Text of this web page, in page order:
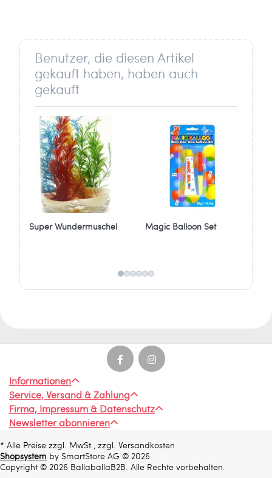
Hesse und Voormann GmbH
Gelderner Str. 20
47918 Tönisvorst
Deutschland
info[at]hesse-voormann.de
Benutzer, die diesen Artikel
gekauft haben, haben auch
gekauft
Super Wundermuschel Magic Balloon Set
Informationen
Service, Versand & Zahlung
Firma, Impressum & Datenschutz
Newsletter abonnieren
* Alle Preise zzgl. MwSt., zzgl. Versandkosten
Shopsystem by SmartStore AG © 2026
Copyright © 2026 BallaballaB2B. Alle Rechte vorbehalten.